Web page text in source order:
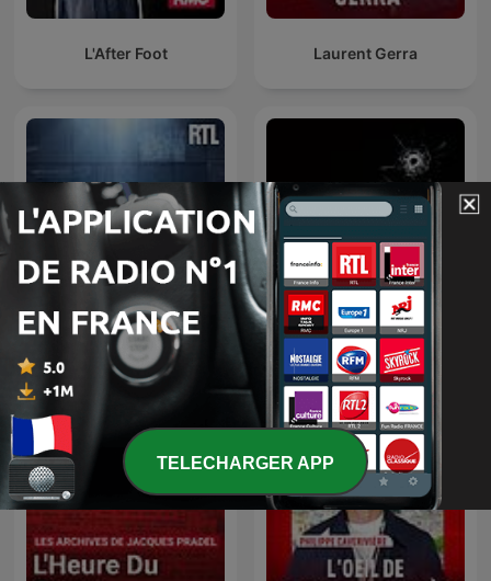
L'After Foot Laurent Gerra
Enquêtes criminelles CRIMES • Histoires Vraies
TELECHARGER APP